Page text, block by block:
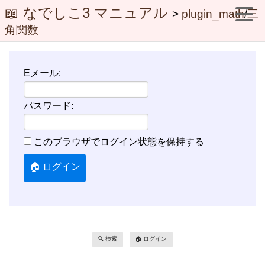
📖 なでしこ3 マニュアル > plugin_math/三
角関数
Eメール:
パスワード:
このブラウザでログイン状態を保持する
🔍 検索 🏠 ログイン